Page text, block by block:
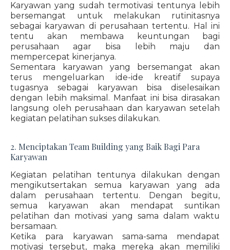
Karyawan yang sudah termotivasi tentunya lebih
bersemangat untuk melakukan rutinitasnya
sebagai karyawan di perusahaan tertentu. Hal ini
tentu akan membawa keuntungan bagi
perusahaan agar bisa lebih maju dan
mempercepat kinerjanya.
Sementara karyawan yang bersemangat akan
terus mengeluarkan ide-ide kreatif supaya
tugasnya sebagai karyawan bisa diselesaikan
dengan lebih maksimal. Manfaat ini bisa dirasakan
langsung oleh perusahaan dan karyawan setelah
kegiatan pelatihan sukses dilakukan.
2. Menciptakan Team Building yang Baik Bagi Para
Karyawan
Kegiatan pelatihan tentunya dilakukan dengan
mengikutsertakan semua karyawan yang ada
dalam perusahaan tertentu. Dengan begitu,
semua karyawan akan mendapat suntikan
pelatihan dan motivasi yang sama dalam waktu
bersamaan.
Ketika para karyawan sama-sama mendapat
motivasi tersebut, maka mereka akan memiliki